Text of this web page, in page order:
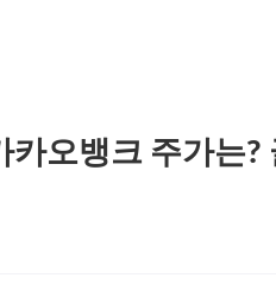
카오뱅크 주가는?